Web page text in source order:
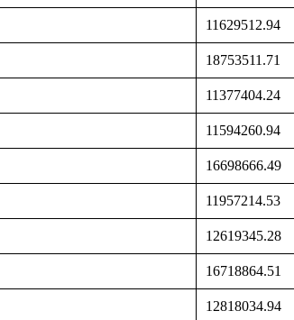
11629512.94
18753511.71
11377404.24
11594260.94
16698666.49
11957214.53
12619345.28
16718864.51
12818034.94